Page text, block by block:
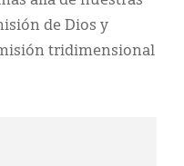
de Dios y
tridimensional